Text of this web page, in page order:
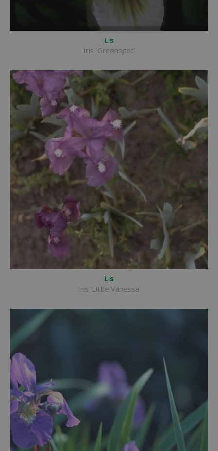
Lis
Iris 'Greenspot'
Lis
Iris 'Little Vanessa'